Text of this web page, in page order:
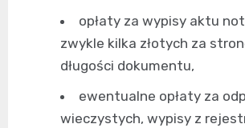
opłaty za wypisy aktu
zwykle kilka złotych za
długości dokumentu,
ewentualne opłaty za
wieczystych, wypisy z